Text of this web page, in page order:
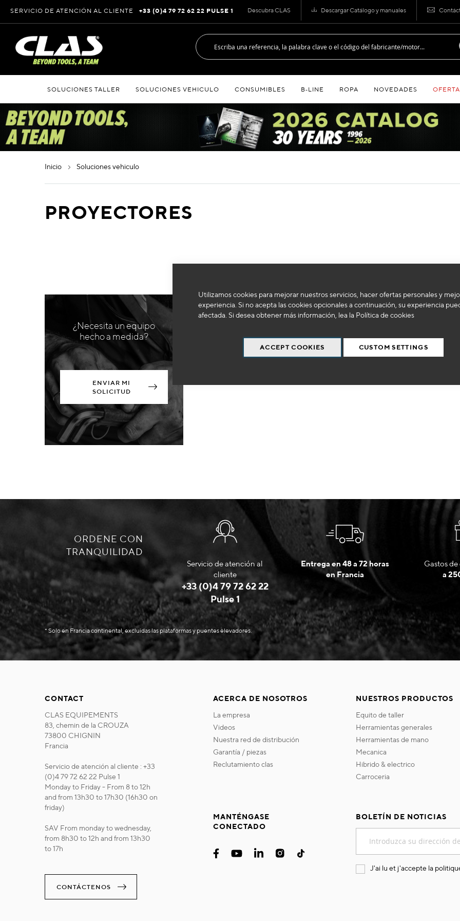
Utilizamos cookies para mejorar nuestros servicios, hacer ofertas personales y
experiencia. Si no acepta las cookies opcionales a continuación, su experiencia
afectada. Si desea obtener más información, lea la Política de cookies
ACCEPT COOKIES CUSTOM SETTINGS
Descubra CLAS Descargar Catálogo y manuales
al
contenido
SERVICIO DE ATENCIÓN AL CLIENTE +33 (0)4 79 72 62 22 PULSE 1
SOLUCIONES TALLER SOLUCIONES VEHICULO CONSUMIBLES B‑LINE ROPA NOVEDADES
inicio soluciones vehiculo
PROYECTORES
No podemos encontrar productos que coincida con la selección.
¿Necesita un equipo
hecho a medida?
ENVIAR MI
SOLICITUD
ORDENE CON
TRANQUILIDAD
Servicio de atención al
cliente
+33 (0)4 79 72 62 22
Pulse 1
Entrega en 48 a 72 horas
en Francia
Gastos
a
* Solo en Francia continental, excluidas las plataformas y puentes elevadores.
CONTACT
CLAS EQUIPEMENTS
83, chemin de la CROUZA
73800 CHIGNIN
Francia
Servicio de atención al cliente : +33
(0)4 79 72 62 22 Pulse 1
Monday to Friday - From 8 to 12h
and from 13h30 to 17h30 (16h30 on
friday)
SAV From monday to wednesday,
from 8h30 to 12h and from 13h30
to 17h
CONTÁCTENOS
ACERCA DE NOSOTROS
la empresa
videos
nuestra red de distribución
garantía / piezas
reclutamiento clas
NUESTROS PRODUCTOS
equito de taller
herramientas generales
herramientas de mano
mecanica
hibrido & electrico
carroceria
MANTÉNGASE
CONECTADO
BOLETÍN DE NOTICIAS
nuestro
boletín
de
J'ai lu et j'accepte la